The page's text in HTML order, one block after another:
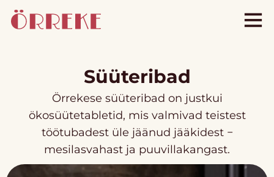
Süüteribad
Örrekese süüteribad on justkui
ökosüütetabletid, mis valmivad teistest
töötubadest üle jäänud jääkidest −
mesilasvahast ja puuvillakangast.